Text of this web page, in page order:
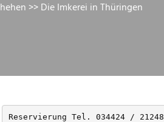
>> Die Imkerei in Thüringen
Reservierung Tel. 034424 / 21248